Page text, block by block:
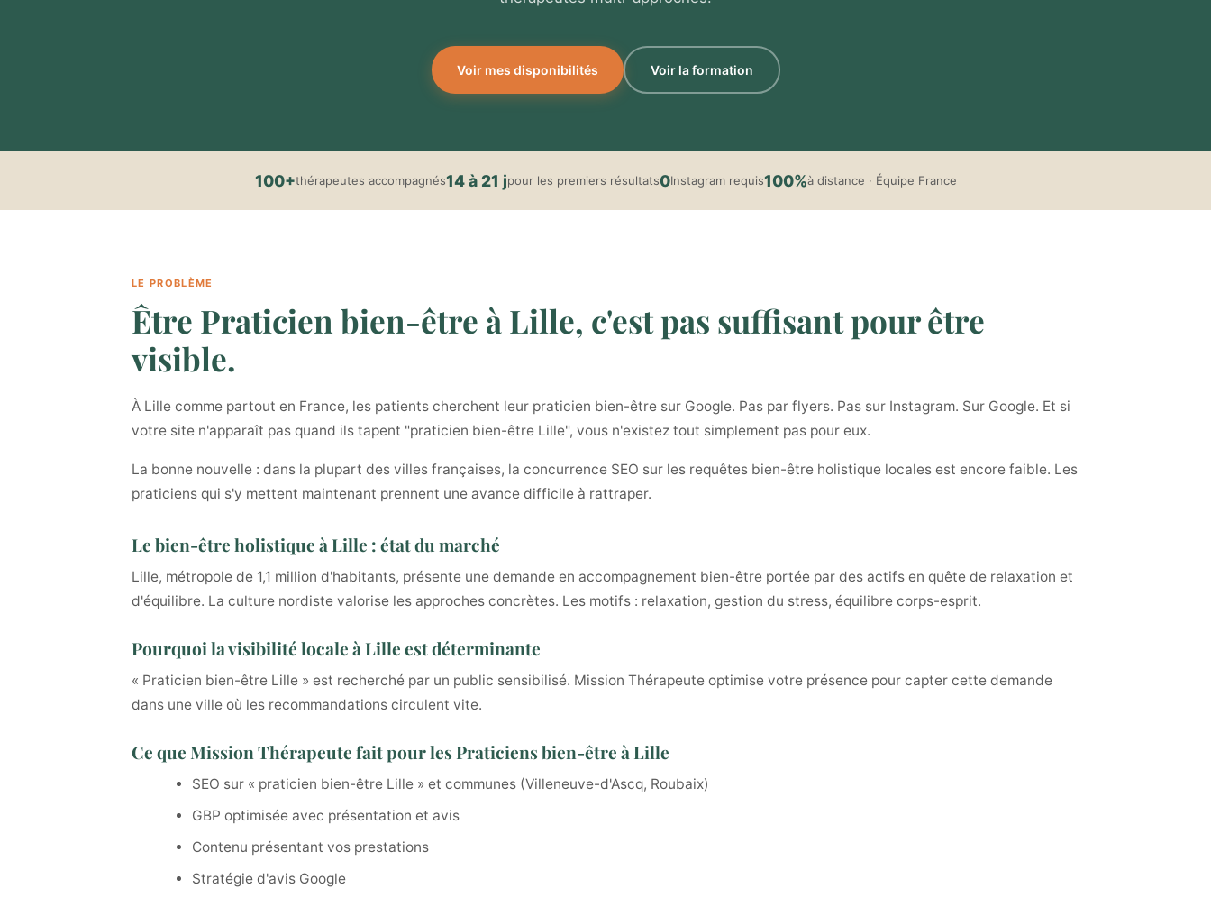
Voir mes disponibilités Voir la formation
100+thérapeutes accompagnés14 à 21 jpour les premiers résultats0Instagram requis100%à distance · Équipe France
LE PROBLÈME
Être Praticien bien-être à Lille, c'est pas suffisant pour être
visible.
À Lille comme partout en France, les patients cherchent leur praticien bien-être sur Google. Pas par flyers. Pas sur Instagram. Sur Google. Et si
votre site n'apparaît pas quand ils tapent "praticien bien-être Lille", vous n'existez tout simplement pas pour eux.
La bonne nouvelle : dans la plupart des villes françaises, la concurrence SEO sur les requêtes bien-être holistique locales est encore faible. Les
praticiens qui s'y mettent maintenant prennent une avance difficile à rattraper.
Le bien-être holistique à Lille : état du marché
Lille, métropole de 1,1 million d'habitants, présente une demande en accompagnement bien-être portée par des actifs en quête de relaxation et
d'équilibre. La culture nordiste valorise les approches concrètes. Les motifs : relaxation, gestion du stress, équilibre corps-esprit.
Pourquoi la visibilité locale à Lille est déterminante
« Praticien bien-être Lille » est recherché par un public sensibilisé. Mission Thérapeute optimise votre présence pour capter cette demande
dans une ville où les recommandations circulent vite.
Ce que Mission Thérapeute fait pour les Praticiens bien-être à Lille
SEO sur « praticien bien-être Lille » et communes (Villeneuve-d'Ascq, Roubaix)
GBP optimisée avec présentation et avis
Contenu présentant vos prestations
Stratégie d'avis Google